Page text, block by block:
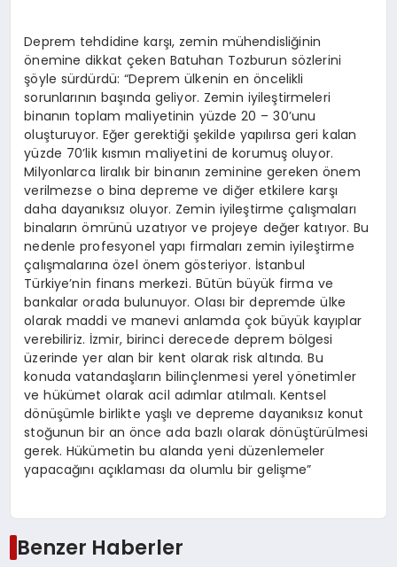
Deprem tehdidine karşı, zemin mühendisliğinin
önemine dikkat çeken Batuhan Tozburun sözlerini
şöyle sürdürdü: “Deprem ülkenin en öncelikli
sorunlarının başında geliyor. Zemin iyileştirmeleri
binanın toplam maliyetinin yüzde 20 – 30’unu
oluşturuyor. Eğer gerektiği şekilde yapılırsa geri kalan
yüzde 70’lik kısmın maliyetini de korumuş oluyor.
Milyonlarca liralık bir binanın zeminine gereken önem
verilmezse o bina depreme ve diğer etkilere karşı
daha dayanıksız oluyor. Zemin iyileştirme çalışmaları
binaların ömrünü uzatıyor ve projeye değer katıyor. Bu
nedenle profesyonel yapı firmaları zemin iyileştirme
çalışmalarına özel önem gösteriyor. İstanbul
Türkiye’nin finans merkezi. Bütün büyük firma ve
bankalar orada bulunuyor. Olası bir depremde ülke
olarak maddi ve manevi anlamda çok büyük kayıplar
verebiliriz. İzmir, birinci derecede deprem bölgesi
üzerinde yer alan bir kent olarak risk altında. Bu
konuda vatandaşların bilinçlenmesi yerel yönetimler
ve hükümet olarak acil adımlar atılmalı. Kentsel
dönüşümle birlikte yaşlı ve depreme dayanıksız konut
stoğunun bir an önce ada bazlı olarak dönüştürülmesi
gerek. Hükümetin bu alanda yeni düzenlemeler
yapacağını açıklaması da olumlu bir gelişme”
Benzer Haberler